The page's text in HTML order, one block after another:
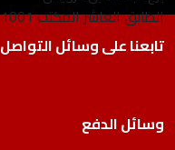
الطابق العاشر المكتب 1001
تابعنا على وسائل التواصل
وسائل الدفع